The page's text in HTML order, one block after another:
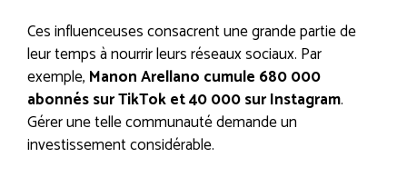
Ces influenceuses consacrent une grande partie de
leur temps à nourrir leurs réseaux sociaux. Par
exemple, Manon Arellano cumule 680 000
abonnés sur TikTok et 40 000 sur Instagram.
Gérer une telle communauté demande un
investissement considérable.